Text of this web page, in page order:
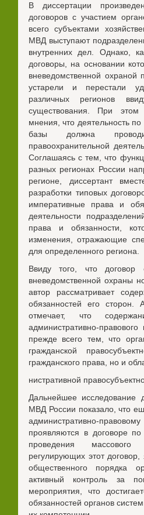
В диссертации
договоров с участием
всего субъектами
МВД выступают
внутренних дел. Однако,
договоры, на основании
вневедомственной охраной
устарели и перестали
различных регионов
существования. При этом
мнения, что деятельность
базы должна
правоохранительной
Соглашаясь с тем, что
разных регионах России
регионе, диссертант
разработки типовых
императивные права и
деятельности
права и обязанности,
изменения, отражающие
для определенного региона.
Ввиду того, что договор
вневедомственной охраны
автор рассматривает
обязанностей его сторон.
отмечает, что
административно-
прежде всего тем, что
гражданской
гражданского права, но и
нистративной
Дальнейшее исследование
МВД России показало, что
административно-
проявляются в договоре
проведения
регулирующих этот
общественного порядка
активный контроль за
мероприятия, что
обязанностей органов